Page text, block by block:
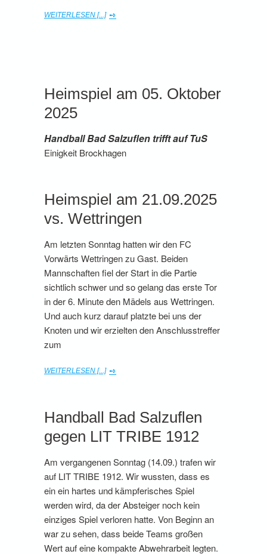
WEITERLESEN [...]
Heimspiel am 05. Oktober
2025
Handball Bad Salzuflen trifft auf TuS
Einigkeit Brockhagen
Heimspiel am 21.09.2025
vs. Wettringen
Am letzten Sonntag hatten wir den FC
Vorwärts Wettringen zu Gast. Beiden
Mannschaften fiel der Start in die Partie
sichtlich schwer und so gelang das erste Tor
in der 6. Minute den Mädels aus Wettringen.
Und auch kurz darauf platzte bei uns der
Knoten und wir erzielten den Anschlusstreffer
zum
WEITERLESEN [...]
Handball Bad Salzuflen
gegen LIT TRIBE 1912
Am vergangenen Sonntag (14.09.) trafen wir
auf LIT TRIBE 1912. Wir wussten, dass es
ein ein hartes und kämpferisches Spiel
werden wird, da der Absteiger noch kein
einziges Spiel verloren hatte. Von Beginn an
war zu sehen, dass beide Teams großen
Wert auf eine kompakte Abwehrarbeit legten.